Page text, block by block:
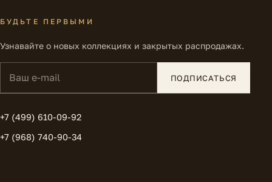
БУДЬТЕ ПЕРВЫМИ
Узнавайте о новых коллекциях и закрытых распродажах.
ПОДПИСАТЬСЯ
+7 (499) 610-09-92
+7 (968) 740-90-34